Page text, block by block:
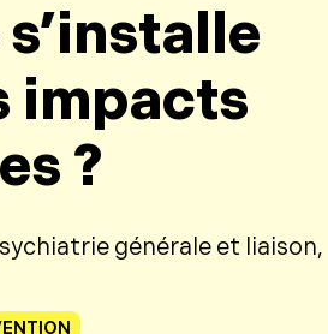
impacts
?
générale et liaison,